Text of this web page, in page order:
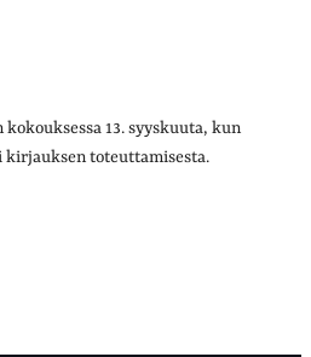
13. syyskuuta, kun
kirjauksen toteuttamisesta.